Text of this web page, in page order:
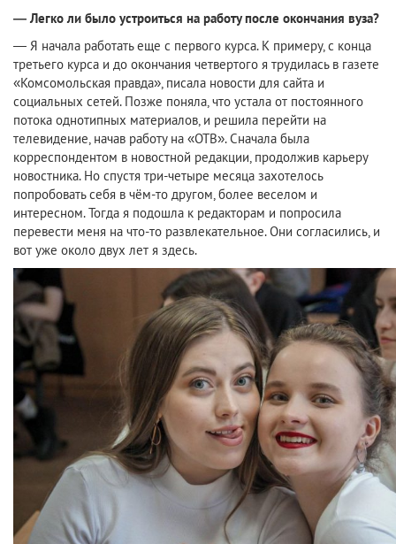
— Легко ли было устроиться на работу после окончания вуза?
— Я начала работать еще с первого курса. К примеру, с конца
третьего курса и до окончания четвертого я трудилась в газете
«Комсомольская правда», писала новости для сайта и
социальных сетей. Позже поняла, что устала от постоянного
потока однотипных материалов, и решила перейти на
телевидение, начав работу на «ОТВ». Сначала была
корреспондентом в новостной редакции, продолжив карьеру
новостника. Но спустя три-четыре месяца захотелось
попробовать себя в чём-то другом, более веселом и
интересном. Тогда я подошла к редакторам и попросила
перевести меня на что-то развлекательное. Они согласились, и
вот уже около двух лет я здесь.